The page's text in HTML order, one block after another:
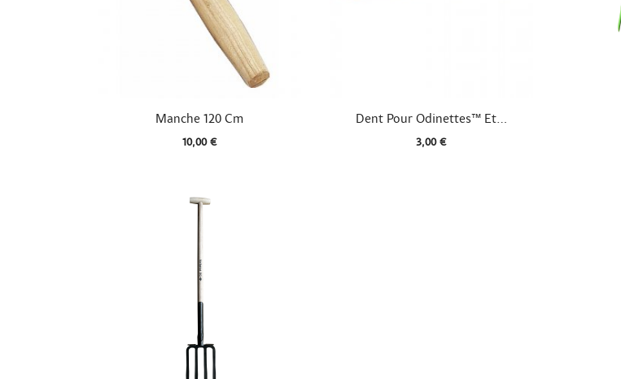
Aperçu rapide
Manche 120 Cm
10,00 €
Aperçu rapide
Dent Pour Odinettes™ Et...
3,00 €